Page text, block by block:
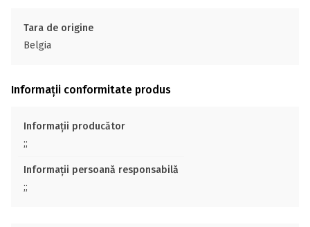
Tara de origine
Belgia
Informații conformitate produs
Informații producător
;;
Informații persoană responsabilă
;;